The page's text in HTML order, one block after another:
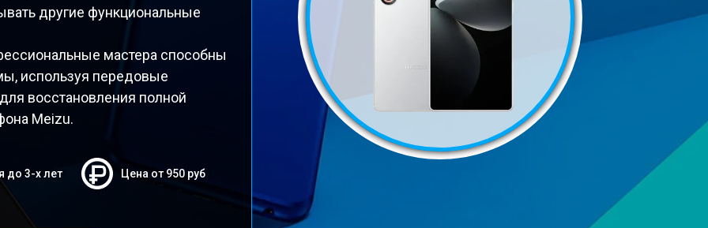
другие функциональные
мастера способны
используя передовые
восстановления полной
Meizu.
до 3-х лет Цена от 950 руб